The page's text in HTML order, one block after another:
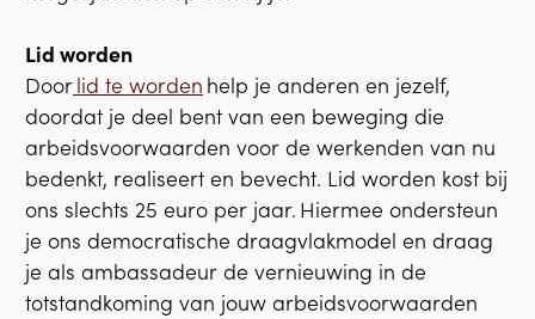
Lid worden
Doorlid te worden help je anderen en jezelf,
doordat je deel bent van een beweging die
arbeidsvoorwaarden voor de werkenden van nu
bedenkt, realiseert en bevecht. Lid worden kost bij
ons slechts 25 euro per jaar. Hiermee ondersteun
je ons democratische draagvlakmodel en draag
je als ambassadeur de vernieuwing in de
totstandkoming van jouw arbeidsvoorwaarden